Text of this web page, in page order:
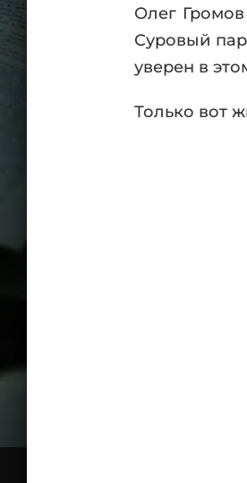
Олег
Суровый
уверен в
Только вот